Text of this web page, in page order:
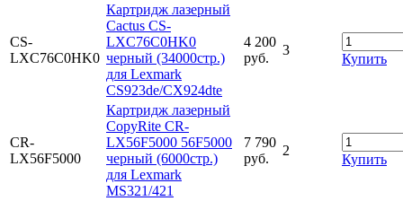
CS-
LXC76C0HK0
Картридж лазерный
Cactus CS-
LXC76C0HK0
черный (34000стр.)
для Lexmark
CS923de/CX924dte
4 200
руб.
3
Купить
CR-
LX56F5000
Картридж лазерный
CopyRite CR-
LX56F5000 56F5000
черный (6000стр.)
для Lexmark
MS321/421
7 790
руб.
2
Купить